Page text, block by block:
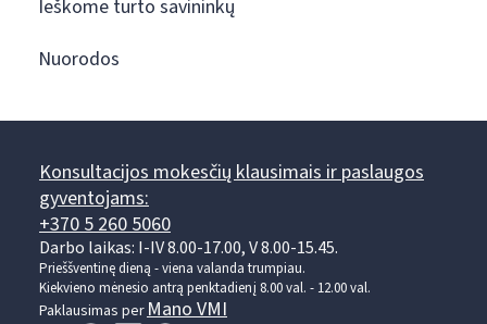
Ieškome turto savininkų
Nuorodos
Konsultacijos mokesčių klausimais ir paslaugos
gyventojams:
+370 5 260 5060
Darbo laikas: I-IV 8.00-17.00, V 8.00-15.45.
Prieššventinę dieną - viena valanda trumpiau.
Kiekvieno mėnesio antrą penktadienį 8.00 val. - 12.00 val.
Paklausimas perMano VMI